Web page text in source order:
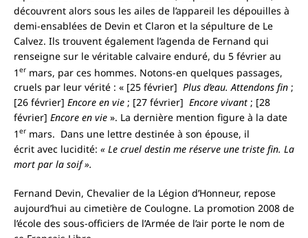
découvrent alors sous les ailes de l’appareil les dépouilles à
demi-ensablées de Devin et Claron et la sépulture de Le
Calvez. Ils trouvent également l’agenda de Fernand qui
renseigne sur le véritable calvaire enduré, du 5 février au
1 er mars, par ces hommes. Notons-en quelques passages,
cruels par leur vérité : « [25 février] Plus d’eau. Attendons fin ;
[26 février] Encore en vie ; [27 février] Encore vivant ; [28
février] Encore en vie ». La dernière mention figure à la date
1 er mars. Dans une lettre destinée à son épouse, il
écrit avec lucidité: « Le cruel destin me réserve une triste fin. La
mort par la soif ».
Fernand Devin, Chevalier de la Légion d’Honneur, repose
aujourd’hui au cimetière de Coulogne. La promotion 2008 de
l’école des sous-officiers de l’Armée de l’air porte le nom de